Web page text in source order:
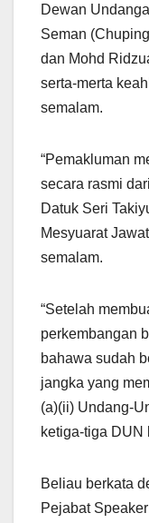
Dewan
Seman
dan Mohd
serta-merta
semalam.
“Pemakluman
secara rasmi
Datuk Seri
Mesyuarat
semalam.
“Setelah
perkembangan
bahawa sudah
jangka yang
(a)(ii) Undang-
ketiga-tiga DUN
Beliau berkata
Pejabat